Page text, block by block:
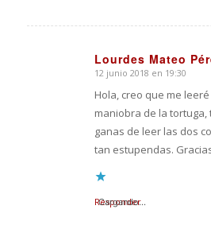
Lourdes Mateo
Dice:
12 junio 2018 en 19:30
Hola, creo que me
maniobra de la tortuga,
ganas de leer las dos
tan estupendas.
Cargando...
Responder